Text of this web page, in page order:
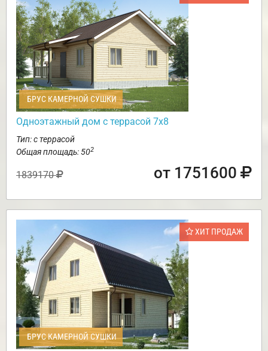
БРУС КАМЕРНОЙ СУШКИ
Одноэтажный дом с террасой 7х8
Тип: с террасой
Общая площадь: 502
1839170 от 1751600
ХИТ ПРОДАЖ
БРУС КАМЕРНОЙ СУШКИ